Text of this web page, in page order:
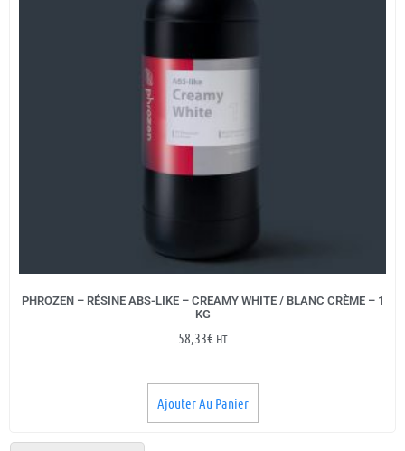
PHROZEN – RÉSINE ABS-LIKE – CREAMY WHITE / BLANC CRÈME – 1
KG
58,33€ HT
Ajouter Au Panier